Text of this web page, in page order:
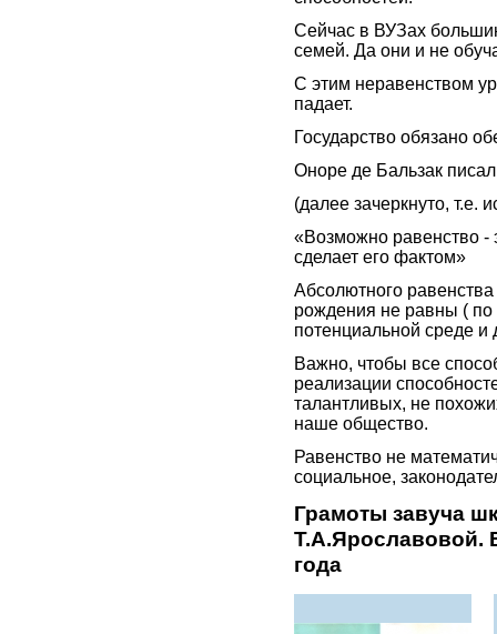
Сейчас в ВУЗах
семей. Да они и не
С этим неравенством
падает.
Государство обязано
Оноре де Бальзак
(далее зачеркнуто, т.е.
«Возможно равенство -
сделает его фактом»
Абсолютного
рождения не равны ( по
потенциальной среде и
Важно, чтобы все
реализации
талантливых, не
наше общество.
Равенство не
социальное,
Грамоты завуча
Т.А.Ярославовой.
года